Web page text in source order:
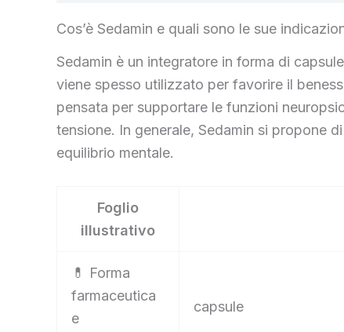
Cos’è Sedamin e quali sono le sue
Sedamin è un integratore in forma di
viene spesso utilizzato per favorire il
pensata per supportare le funzioni
tensione. In generale, Sedamin si propone
equilibrio mentale.
Foglio
illustrativo
💊 Forma
farmaceutica
e
capsule